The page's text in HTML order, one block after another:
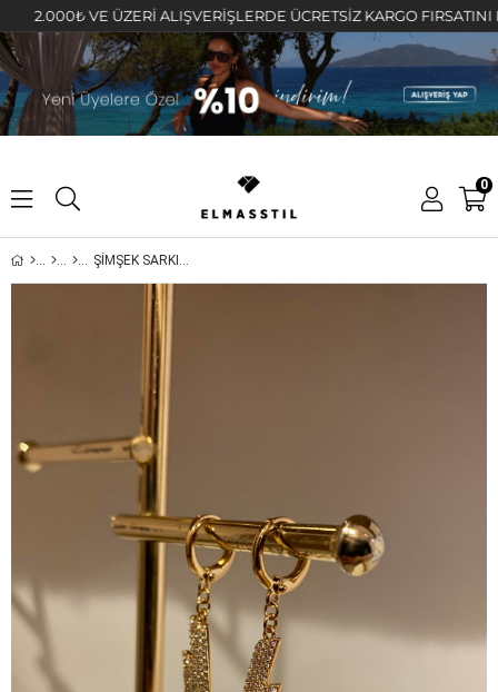
VE ÜZERİ ALIŞVERİŞLERDE ÜCRETSİZ KARGO FIRSATINI
0
ŞİMŞEK SARKINTILI TAŞLI KÜPE